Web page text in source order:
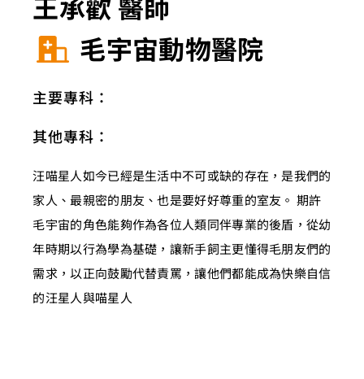
毛宇宙動物醫院
主要專科：
其他專科：
汪喵星人如今已經是生活中不可或缺的存在，是我們的
家人、最親密的朋友、也是要好好尊重的室友。 期許
毛宇宙的角色能夠作為各位人類同伴專業的後盾，從幼
年時期以行為學為基礎，讓新手飼主更懂得毛朋友們的
需求，以正向鼓勵代替責罵，讓他們都能成為快樂自信
的汪星人與喵星人